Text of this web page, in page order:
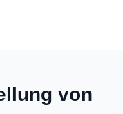
von